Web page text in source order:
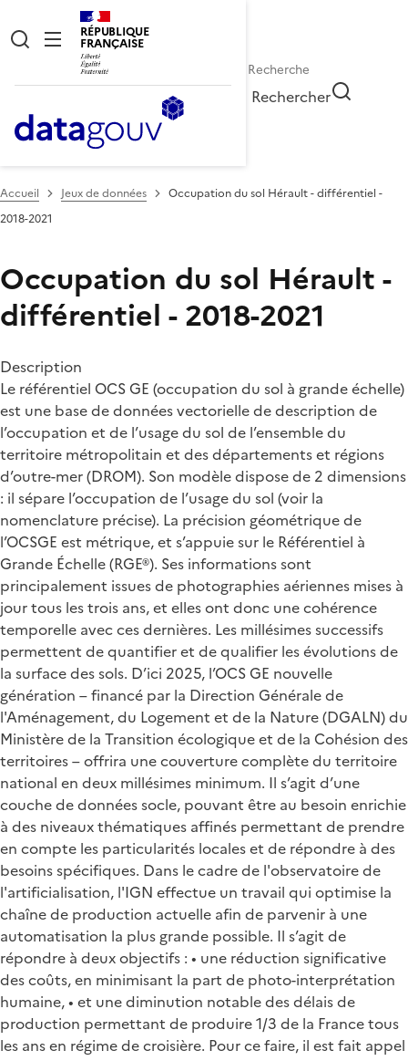
RÉPUBLIQUE
FRANÇAISE
Rechercher
Accueil Jeux de données
Occupation du sol Hérault - différentiel -
2018-2021
Occupation du sol Hérault -
différentiel - 2018-2021
Description
Le référentiel OCS GE (occupation du sol à grande échelle)
est une base de données vectorielle de description de
l’occupation et de l’usage du sol de l’ensemble du
territoire métropolitain et des départements et régions
d’outre-mer (DROM). Son modèle dispose de 2 dimensions
: il sépare l’occupation de l’usage du sol (voir la
nomenclature précise). La précision géométrique de
l’OCSGE est métrique, et s’appuie sur le Référentiel à
Grande Échelle (RGE®). Ses informations sont
principalement issues de photographies aériennes mises à
jour tous les trois ans, et elles ont donc une cohérence
temporelle avec ces dernières. Les millésimes successifs
permettent de quantifier et de qualifier les évolutions de
la surface des sols. D’ici 2025, l’OCS GE nouvelle
génération – financé par la Direction Générale de
l'Aménagement, du Logement et de la Nature (DGALN) du
Ministère de la Transition écologique et de la Cohésion des
territoires – offrira une couverture complète du territoire
national en deux millésimes minimum. Il s’agit d’une
couche de données socle, pouvant être au besoin enrichie
à des niveaux thématiques affinés permettant de prendre
en compte les particularités locales et de répondre à des
besoins spécifiques. Dans le cadre de l'observatoire de
l'artificialisation, l'IGN effectue un travail qui optimise la
chaîne de production actuelle afin de parvenir à une
automatisation la plus grande possible. Il s’agit de
répondre à deux objectifs : • une réduction significative
des coûts, en minimisant la part de photo-interprétation
humaine, • et une diminution notable des délais de
production permettant de produire 1/3 de la France tous
les ans en régime de croisière. Pour ce faire, il est fait appel